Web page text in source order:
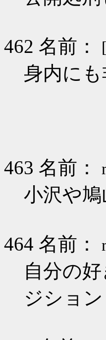
462 名前：
身内に
463 名前：
小沢や
464 名前：
自分の
ジショ